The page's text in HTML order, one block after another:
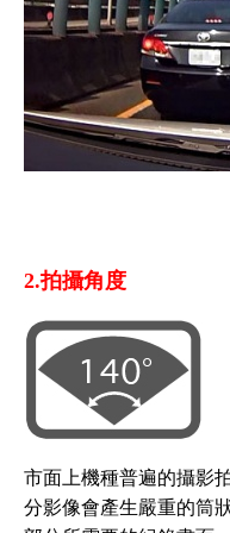
2.拍攝角度
市面上機種普遍的攝影
分影像會產生嚴重的筒